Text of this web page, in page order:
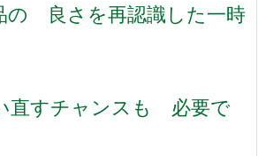
の 良さを再認識した一時
直すチャンスも 必要で